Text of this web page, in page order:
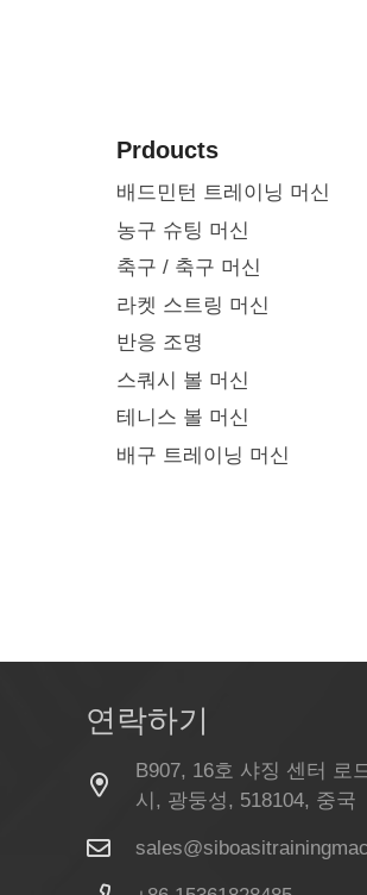
Prdoucts
배드민턴 트레이닝 머신
농구 슈팅 머신
축구 / 축구 머신
라켓 스트링 머신
반응 조명
스쿼시 볼 머신
테니스 볼 머신
배구 트레이닝 머신
연락하기
B907, 16호 샤징 센터 로
시, 광둥성, 518104, 중국